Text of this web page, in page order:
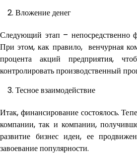
Вложение денег
Следующий этап – непосредственно
При этом, как правило, венчурная
процента акций предприятия,
контролировать производственный
Тесное взаимодействие
Итак, финансирование состоялось.
компании, так и компании,
развитие бизнес идеи, ее
завоевание популярности.